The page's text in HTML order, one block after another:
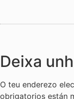
Deixa
O teu enderezo
obrigatorios están